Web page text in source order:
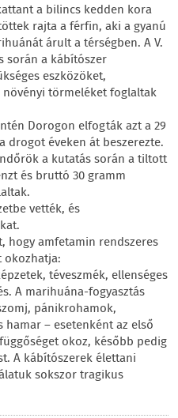
a bilincs kedden kora
rajta a férfin, aki a gyanú
árult a térségben. A V.
során a kábítószer
eszközöket,
törmeléket foglaltak
Dorogon elfogták azt a 29
drogot éveken át beszerezte.
a kutatás során a tiltott
és bruttó 30 gramm
vették, és
hogy amfetamin rendszeres
okozhatja:
téveszmék, ellenséges
A marihuána-fogyasztás
pánikrohamok,
– esetenként az első
okoz, később pedig
A kábítószerek élettani
sokszor tragikus